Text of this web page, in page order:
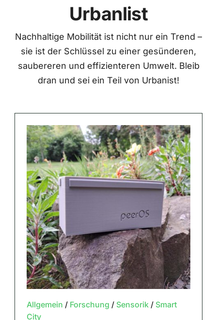
Urbanlist
Nachhaltige Mobilität ist nicht nur ein Trend –
sie ist der Schlüssel zu einer gesünderen,
saubereren und effizienteren Umwelt. Bleib
dran und sei ein Teil von Urbanist!
Allgemein / Forschung / Sensorik/ Smart
City